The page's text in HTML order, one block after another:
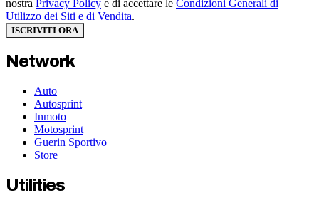
nostra Privacy Policy e di accettare le Condizioni Generali di
Utilizzo dei Siti e di Vendita.
ISCRIVITI ORA
Network
Auto
Autosprint
Inmoto
Motosprint
Guerin Sportivo
Store
Utilities